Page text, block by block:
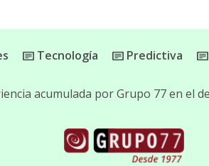
Tecnología Predictiva
acumulada por Grupo 77 en el